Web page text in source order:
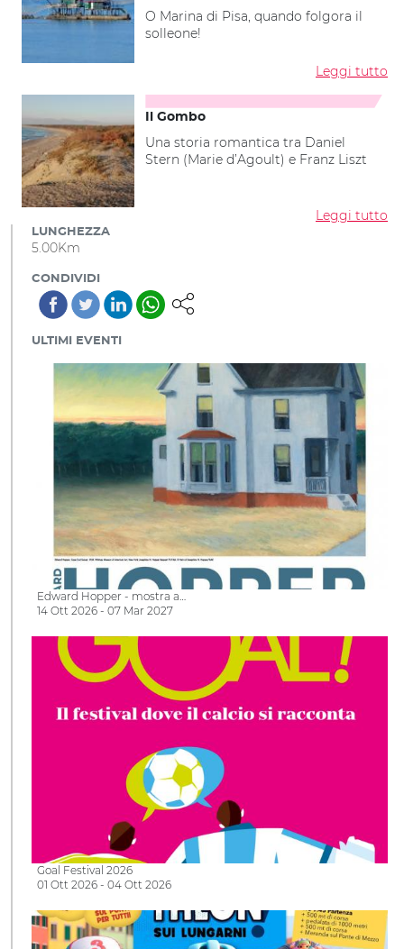
O Marina di Pisa, quando folgora il
solleone!
Leggi tutto
Il Gombo
Una storia romantica tra Daniel
Stern (Marie d’Agoult) e Franz Liszt
Leggi tutto
LUNGHEZZA
5.00Km
CONDIVIDI
ULTIMI EVENTI
Edward Hopper - mostra a…
14 Ott 2026 - 07 Mar 2027
Goal Festival 2026
01 Ott 2026 - 04 Ott 2026